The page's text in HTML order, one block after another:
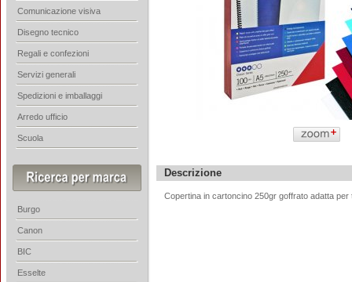
Descrizione
Copertina in cartoncino 250gr goffrato adatta
Comunicazione visiva
Disegno tecnico
Regali e confezioni
Servizi generali
Spedizioni e imballaggi
Arredo ufficio
Scuola
Burgo
Canon
BIC
Esselte